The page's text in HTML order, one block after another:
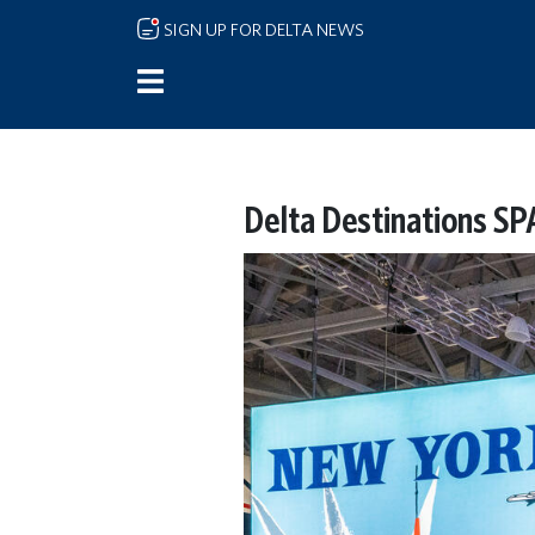
Skip to main content
SIGN UP FOR DELTA NEWS
Delta Destinations